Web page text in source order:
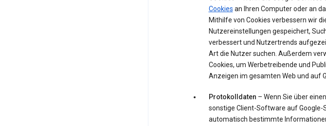
Cookies an Ihren Computer oder an
Mithilfe von Cookies verbessern wir
Nutzereinstellungen gespeichert,
verbessert und Nutzertrends
Art die Nutzer suchen. Außerdem
Cookies, um Werbetreibende und
Anzeigen im gesamten Web und auf
Protokolldaten – Wenn Sie über
sonstige Client-Software auf
automatisch bestimmte